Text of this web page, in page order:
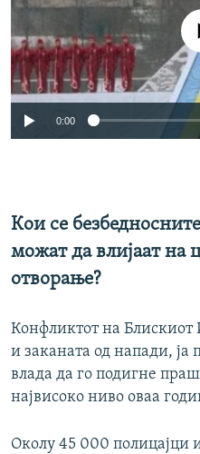
720p
No media
0:00
Кои се
можат да влијаат на
отворање?
Конфликтот на
и заканата од напади, ја
влада да го подигне
највисоко ниво оваа
Околу 45 000 полицајци